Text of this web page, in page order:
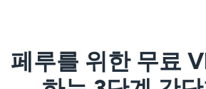
페루를 위한 무료